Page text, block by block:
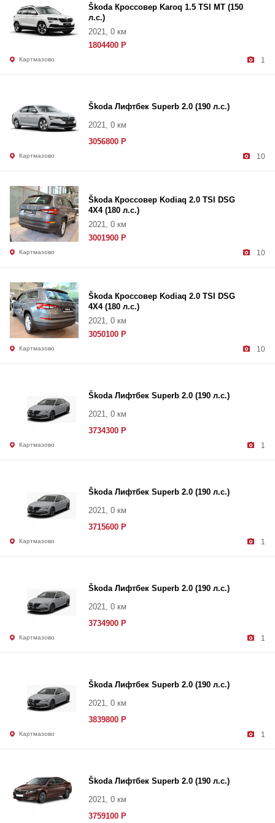
1
Škoda Кроссовер Karoq 1.5 TSI MT (150
л.с.)
2021, 0 км
1804400 Р
Картмазово
10
Škoda Лифтбек Superb 2.0 (190 л.с.)
2021, 0 км
3056800 Р
Картмазово
10
Škoda Кроссовер Kodiaq 2.0 TSI DSG
4X4 (180 л.с.)
2021, 0 км
3001900 Р
Картмазово
10
Škoda Кроссовер Kodiaq 2.0 TSI DSG
4X4 (180 л.с.)
2021, 0 км
3050100 Р
Картмазово
1
Škoda Лифтбек Superb 2.0 (190 л.с.)
2021, 0 км
3734300 Р
Картмазово
1
Škoda Лифтбек Superb 2.0 (190 л.с.)
2021, 0 км
3715600 Р
Картмазово
1
Škoda Лифтбек Superb 2.0 (190 л.с.)
2021, 0 км
3734900 Р
Картмазово
1
Škoda Лифтбек Superb 2.0 (190 л.с.)
2021, 0 км
3839800 Р
Картмазово
Škoda Лифтбек Superb 2.0 (190 л.с.)
2021, 0 км
3759100 Р